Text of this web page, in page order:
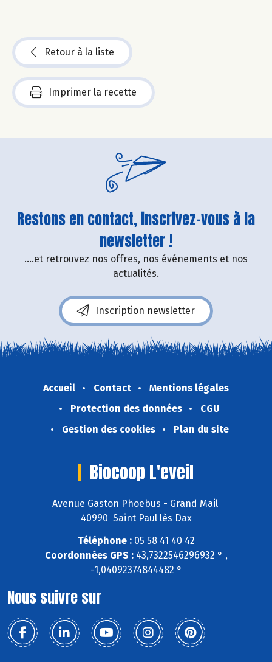
Retour à la liste
Imprimer la recette
Restons en contact, inscrivez-vous à la
newsletter !
....et retrouvez nos offres, nos événements et nos
actualités.
Inscription newsletter
Accueil Contact
Mentions légales
Protection des données
CGU
Gestion des cookies
Plan du site
Biocoop L'eveil
Avenue Gaston Phoebus - Grand Mail
40990 Saint Paul lès Dax
Téléphone :05 58 41 40 42
Coordonnées GPS :43,7322546296932 ° ,
-1,04092374844482 °
Nous suivre sur